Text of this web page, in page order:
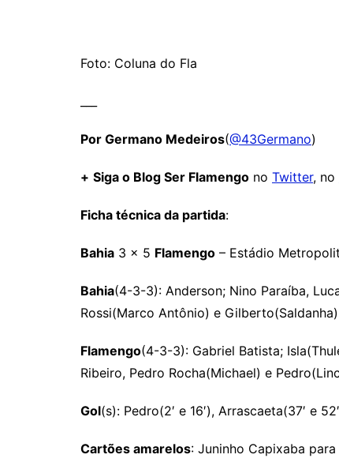
Foto: Coluna do Fla
Por Germano Medeiros(@43Germano)
+ Siga o Blog Ser Flamengo no Twitter, no
Ficha técnica da partida:
Bahia 3 x 5 Flamengo – Estádio
Bahia(4-3-3): Anderson; Nino Paraíba,
Rossi(Marco Antônio) e
Flamengo(4-3-3): Gabriel Batista;
Ribeiro, Pedro Rocha(Michael) e
Gol(s): Pedro(2′ e 16′), Arrascaeta(37′ e
Cartões amarelos: Juninho Capixaba